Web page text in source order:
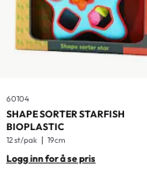
60104
SHAPE SORTER STARFISH
BIOPLASTIC
12 st/pak 19cm
Logg inn for å se pris